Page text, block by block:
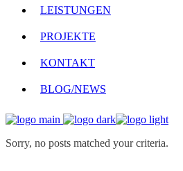
LEISTUNGEN
PROJEKTE
KONTAKT
BLOG/NEWS
Sorry, no posts matched your criteria.